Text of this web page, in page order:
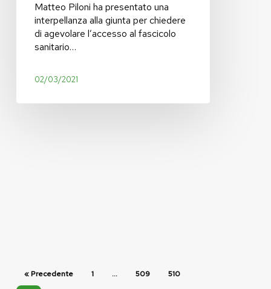
Matteo Piloni ha presentato una
interpellanza alla giunta per chiedere
di agevolare l’accesso al fascicolo
sanitario…
02/03/2021
« Precedente 1 … 509 510